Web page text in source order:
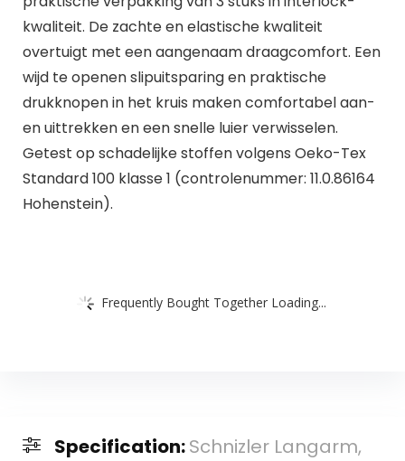
kwaliteit. De zachte en elastische kwaliteit
overtuigt met een aangenaam draagcomfort. Een
wijd te openen slipuitsparing en praktische
drukknopen in het kruis maken comfortabel aan-
en uittrekken en een snelle luier verwisselen.
Getest op schadelijke stoffen volgens Oeko-Tex
Standard 100 klasse 1 (controlenummer: 11.0.86164
Hohenstein).
Frequently Bought Together Loading...
Specification:Schnizler Langarm,